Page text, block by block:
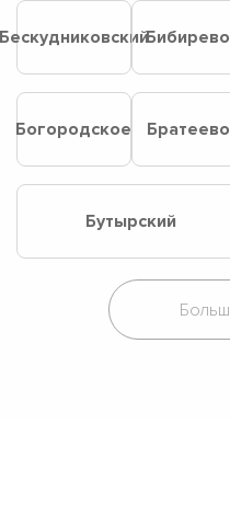
Бибирево
Богородское Братеево
Бутырский